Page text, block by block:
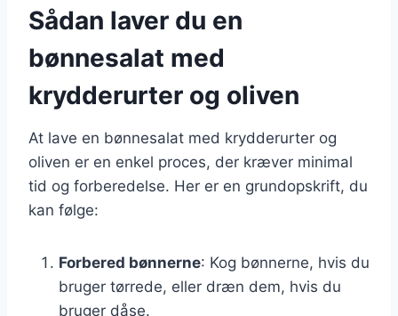
Sådan laver du en
bønnesalat med
krydderurter og oliven
At lave en bønnesalat med krydderurter og
oliven er en enkel proces, der kræver minimal
tid og forberedelse. Her er en grundopskrift, du
kan følge:
Forbered bønnerne: Kog bønnerne, hvis du
bruger tørrede, eller dræn dem, hvis du
bruger dåse.